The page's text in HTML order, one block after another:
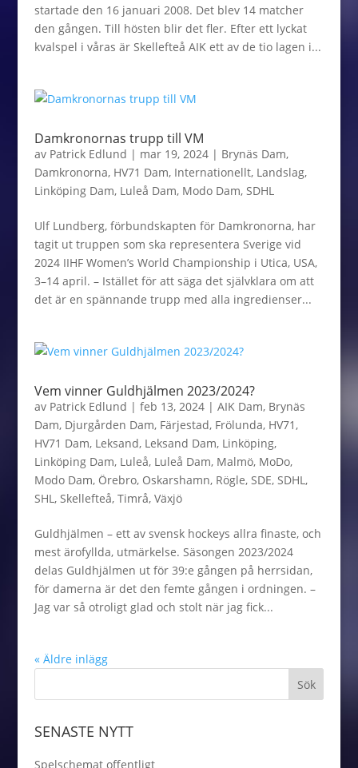
startade den 16 januari 2008. Det blev 14 matcher
den gången. Till hösten blir det fler. Efter ett lyckat
kvalspel i våras är Skellefteå AIK ett av de tio lagen i...
Damkronornas trupp till VM
av Patrick Edlund | mar 19, 2024| Brynäs Dam,
Damkronorna, HV71 Dam, Internationellt, Landslag,
Linköping Dam, Luleå Dam, Modo Dam, SDHL
Ulf Lundberg, förbundskapten för Damkronorna, har
tagit ut truppen som ska representera Sverige vid
2024 IIHF Women’s World Championship i Utica, USA,
3–14 april. – Istället för att säga det självklara om att
det är en spännande trupp med alla ingredienser...
Vem vinner Guldhjälmen 2023/2024?
av Patrick Edlund | feb 13, 2024| AIK Dam, Brynäs
Dam, Djurgården Dam, Färjestad, Frölunda, HV71,
HV71 Dam, Leksand, Leksand Dam, Linköping,
Linköping Dam, Luleå, Luleå Dam, Malmö, MoDo,
Modo Dam, Örebro, Oskarshamn, Rögle, SDE, SDHL,
SHL, Skellefteå, Timrå, Växjö
Guldhjälmen – ett av svensk hockeys allra finaste, och
mest ärofyllda, utmärkelse. Säsongen 2023/2024
delas Guldhjälmen ut för 39:e gången på herrsidan,
för damerna är det den femte gången i ordningen. –
Jag var så otroligt glad och stolt när jag fick...
« Äldre inlägg
SENASTE NYTT
Spelschemat offentligt